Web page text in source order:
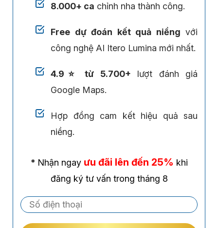
8.000+ ca chỉnh nha thành công.
Free dự đoán kết quả niềng với
công nghệ AI Itero Lumina mới nhất.
4.9⭐ từ 5.700+ lượt đánh giá
Google Maps.
Hợp đồng cam kết hiệu quả sau
niềng.
* Nhận ngay ưu đãi lên đến 25% khi
đăng ký tư vấn trong tháng 8